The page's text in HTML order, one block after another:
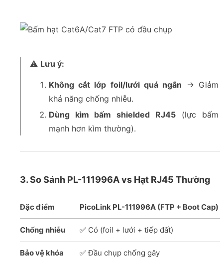
⚠️ Lưu ý:
Không cắt lớp foil/lưới quá ngắn → Giảm
khả năng chống nhiễu.
Dùng kìm bấm shielded RJ45 (lực bấm
mạnh hơn kìm thường).
3. So Sánh PL-111996A vs Hạt RJ45 Thường
Đặc điểm PicoLink PL-111996A (FTP + Boot Cap)
Chống nhiễu ✅ Có (foil + lưới + tiếp đất)
Bảo vệ khóa ✅ Đầu chụp chống gãy